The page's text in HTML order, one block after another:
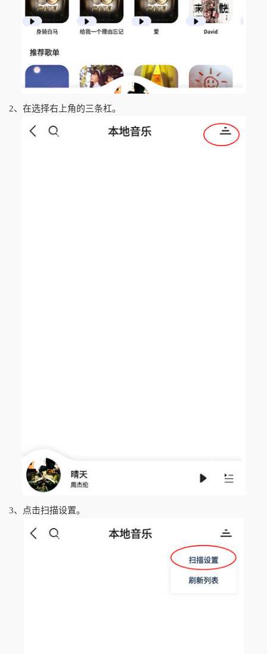
2、在选择右上角的三条杠。
3、点击扫描设置。